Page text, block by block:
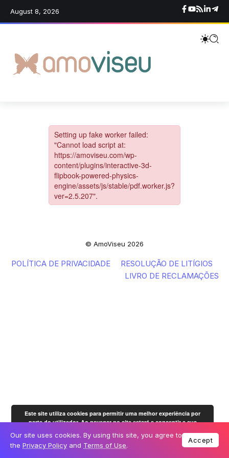
August 8, 2026
© AmoViseu 2026
POLÍTICA DE PRIVACIDADE
RESOLUÇÃO DE LITÍGIOS
LIVRO DE RECLAMAÇÕES
Our site uses cookies. By using this site, you agree to
the Privacy Policy and Terms of Use.
Accept
Este site utiliza cookies para permitir uma melhor experiência por
parte do utilizador. Ao navegar no site estará a consentir a sua
utilização.Mais informação OK